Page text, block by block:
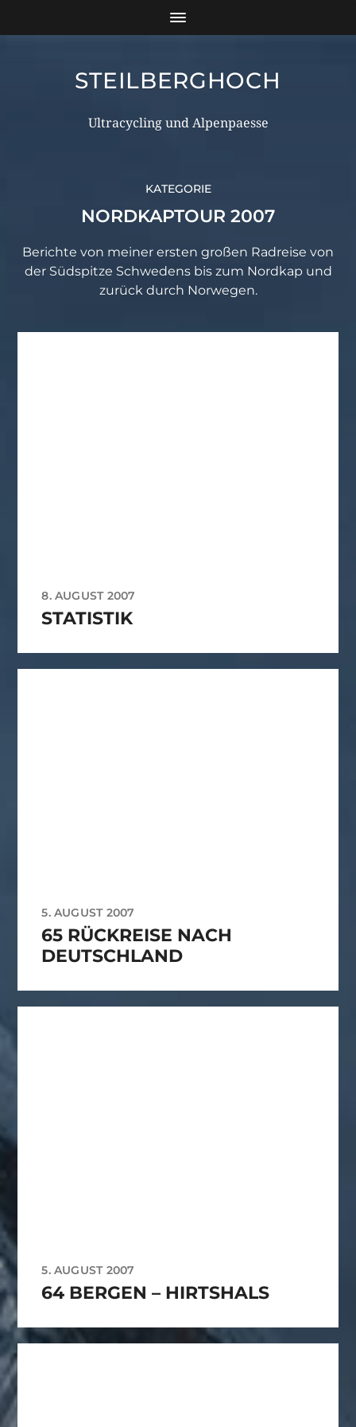
STEILBERGHOCH
Ultracycling und Alpenpaesse
KATEGORIE
NORDKAPTOUR 2007
Berichte von meiner ersten großen Radreise von
der Südspitze Schwedens bis zum Nordkap und
zurück durch Norwegen.
8. AUGUST 2007
STATISTIK
5. AUGUST 2007
65 RÜCKREISE NACH
DEUTSCHLAND
5. AUGUST 2007
64 BERGEN – HIRTSHALS